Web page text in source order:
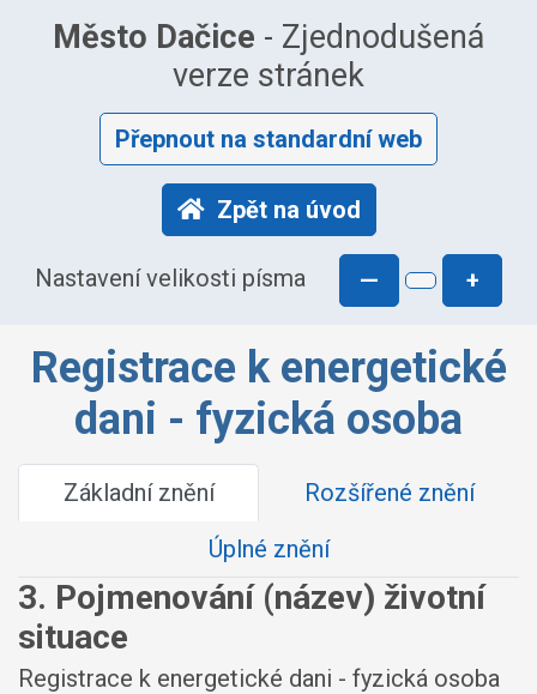
Město Dačice - Zjednodušená
verze stránek
Přepnout na standardní web
Zpět na úvod
Nastavení velikosti písma — +
Registrace k energetické
dani - fyzická osoba
Základní znění
Rozšířené znění
Úplné znění
3. Pojmenování (název) životní
situace
Registrace k energetické dani - fyzická osoba